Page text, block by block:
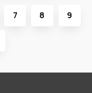
7 8 9